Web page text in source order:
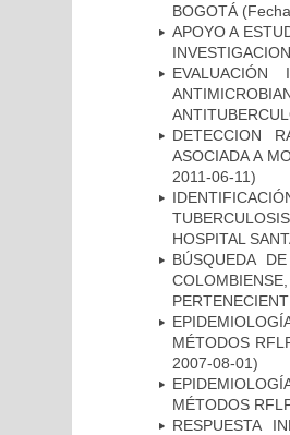
BOGOTÁ
APOYO A
DETECCION
ASOCIADA A
2011-06-11)
HOSPITAL
BÚSQUEDA
MÉTODOS
2007-08-01)
MÉTODOS
RESPUESTA